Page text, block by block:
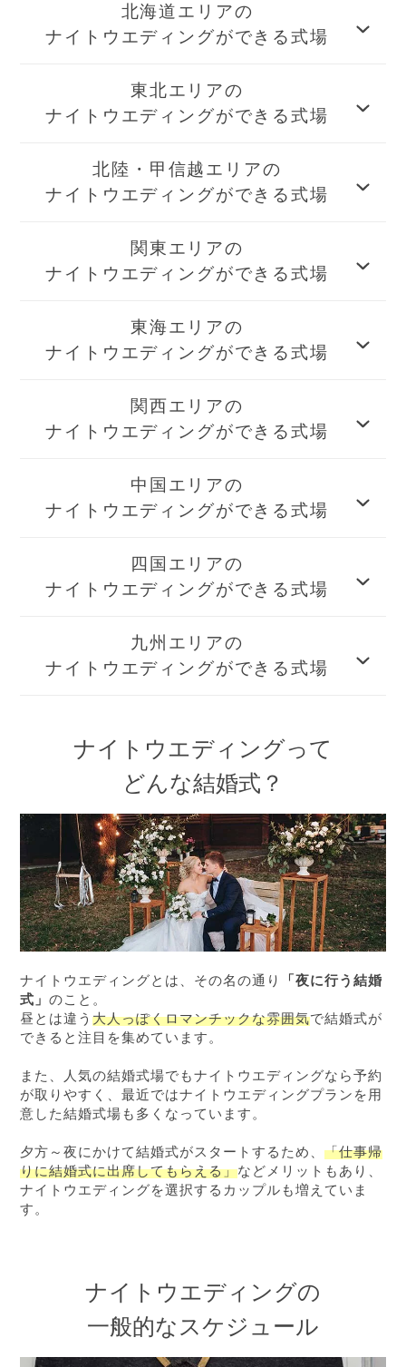
北海道エリアの
ナイトウエディングができる式場
東北エリアの
ナイトウエディングができる式場
北陸・甲信越エリアの
ナイトウエディングができる式場
関東エリアの
ナイトウエディングができる式場
東海エリアの
ナイトウエディングができる式場
関西エリアの
ナイトウエディングができる式場
中国エリアの
ナイトウエディングができる式場
四国エリアの
ナイトウエディングができる式場
九州エリアの
ナイトウエディングができる式場
ナイトウエディングって
どんな結婚式？
ナイトウエディングとは、その名の通り
「夜に行う結婚
式」のこと。
昼とは違う大人っぽくロマンチックな雰囲気で結婚式が
できると注目を集めています。
また、人気の結婚式場でもナイトウエディングなら予約
が取りやすく、最近ではナイトウエディングプランを用
意した結婚式場も多くなっています。
夕方～夜にかけて結婚式がスタートするため、「仕事帰
りに結婚式に出席してもらえる」などメリットもあり、
ナイトウエディングを選択するカップルも増えていま
す。
ナイトウエディングの
一般的なスケジュール